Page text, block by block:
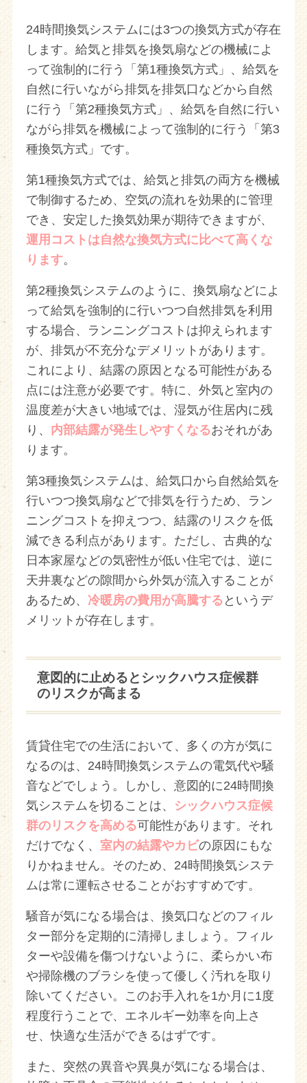
24時間換気システムには3つの換気方式が存在
します。給気と排気を換気扇などの機械によ
って強制的に行う「第1種換気方式」、給気を
自然に行いながら排気を排気口などから自然
に行う「第2種換気方式」、給気を自然に行い
ながら排気を機械によって強制的に行う「第3
種換気方式」です。
第1種換気方式では、給気と排気の両方を機械
で制御するため、空気の流れを効果的に管理
でき、安定した換気効果が期待できますが、
運用コストは自然な換気方式に比べて高くな
ります。
第2種換気システムのように、換気扇などによ
って給気を強制的に行いつつ自然排気を利用
する場合、ランニングコストは抑えられます
が、排気が不充分なデメリットがあります。
これにより、結露の原因となる可能性がある
点には注意が必要です。特に、外気と室内の
温度差が大きい地域では、湿気が住居内に残
り、 内部結露が発生しやすくなるおそれがあ
ります。
第3種換気システムは、給気口から自然給気を
行いつつ換気扇などで排気を行うため、ラン
ニングコストを抑えつつ、結露のリスクを低
減できる利点があります。ただし、古典的な
日本家屋などの気密性が低い住宅では、逆に
天井裏などの隙間から外気が流入することが
あるため、 冷暖房の費用が高騰する というデ
メリットが存在します。
意図的に止めるとシックハウス症候群
のリスクが高まる
賃貸住宅での生活において、多くの方が気に
なるのは、24時間換気システムの電気代や騒
音などでしょう。しかし、意図的に24時間換
気システムを切ることは、
シックハウス症候
群のリスクを高める可能性があります。それ
だけでなく、 室内の結露やカビの原因にもな
りかねません。そのため、24時間換気システ
ムは常に運転させることがおすすめです。
騒音が気になる場合は、換気口などのフィル
ター部分を定期的に清掃しましょう。フィル
ターや設備を傷つけないように、柔らかい布
や掃除機のブラシを使って優しく汚れを取り
除いてください。このお手入れを1か月に1度
程度行うことで、エネルギー効率を向上さ
せ、快適な生活ができるはずです。
また、突然の異音や異臭が気になる場合は、